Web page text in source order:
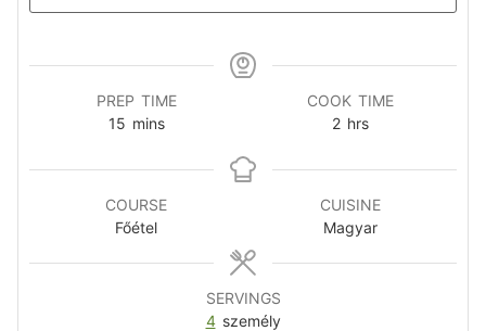
PREP TIME
15 mins
COOK TIME
2 hrs
COURSE
Főétel
CUISINE
Magyar
SERVINGS
4 személy